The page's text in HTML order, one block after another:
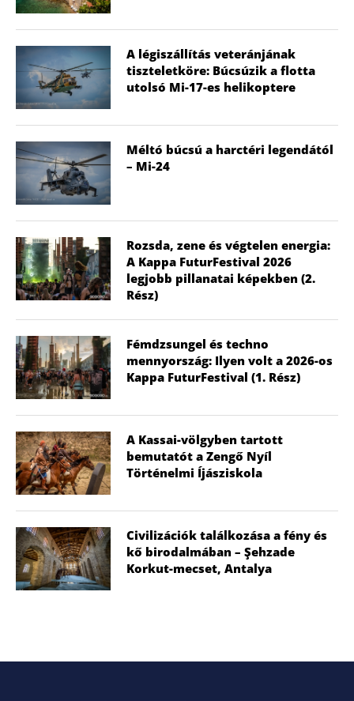
A légiszállítás veteránjának
tiszteletköre: Búcsúzik a flotta
utolsó Mi-17-es helikoptere
Méltó búcsú a harctéri legendától
– Mi-24
Rozsda, zene és végtelen energia:
A Kappa FuturFestival 2026
legjobb pillanatai képekben (2.
Rész)
Fémdzsungel és techno
mennyország: Ilyen volt a 2026-os
Kappa FuturFestival (1. Rész)
A Kassai-völgyben tartott
bemutatót a Zengő Nyíl
Történelmi Íjásziskola
Civilizációk találkozása a fény és
kő birodalmában – Şehzade
Korkut-mecset, Antalya